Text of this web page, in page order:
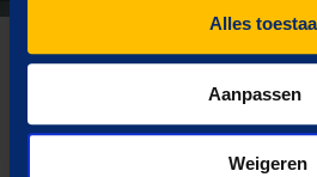
Alles
Aanpassen
Weigeren
Het stroomnet kraakt. Tijd
kracht bij te zetten.
De situatie op het
steeds nijpender, lees wat je